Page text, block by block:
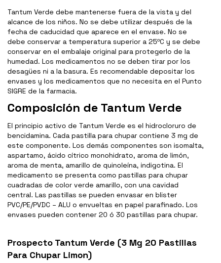
Tantum Verde debe mantenerse fuera de la vista y del
alcance de los niños. No se debe utilizar después de la
fecha de caducidad que aparece en el envase. No se
debe conservar a temperatura superior a 25ºC y se debe
conservar en el embalaje original para protegerlo de la
humedad. Los medicamentos no se deben tirar por los
desagües ni a la basura. Es recomendable depositar los
envases y los medicamentos que no necesita en el Punto
SIGRE de la farmacia.
Composición de Tantum Verde
El principio activo de Tantum Verde es el hidrocloruro de
bencidamina. Cada pastilla para chupar contiene 3 mg de
este componente. Los demás componentes son isomalta,
aspartamo, ácido cítrico monohidrato, aroma de limón,
aroma de menta, amarillo de quinoleína, indigotina. El
medicamento se presenta como pastillas para chupar
cuadradas de color verde amarillo, con una cavidad
central. Las pastillas se pueden envasar en blister
PVC/PE/PVDC – ALU o envueltas en papel parafinado. Los
envases pueden contener 20 ó 30 pastillas para chupar.
Prospecto Tantum Verde (3 Mg 20 Pastillas
Para Chupar Limon)